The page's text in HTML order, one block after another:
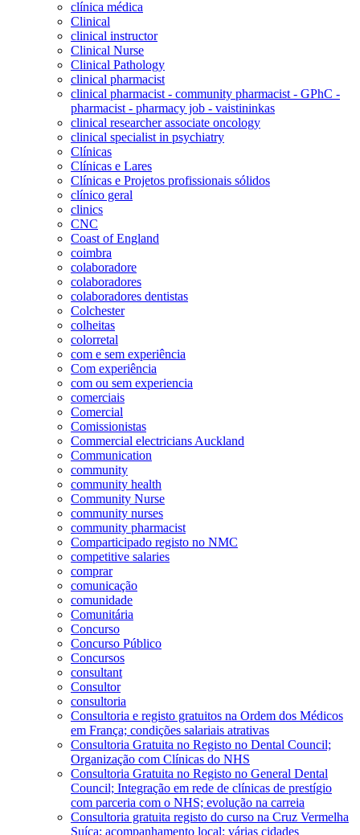
clínica médica
Clinical
clinical instructor
Clinical Nurse
Clinical Pathology
clinical pharmacist
clinical pharmacist - community pharmacist - GPhC -
pharmacist - pharmacy job - vaistininkas
clinical researcher associate oncology
clinical specialist in psychiatry
Clínicas
Clínicas e Lares
Clínicas e Projetos profissionais sólidos
clínico geral
clinics
CNC
Coast of England
coimbra
colaboradore
colaboradores
colaboradores dentistas
Colchester
colheitas
colorretal
com e sem experiência
Com experiência
com ou sem experiencia
comerciais
Comercial
Comissionistas
Commercial electricians Auckland
Communication
community
community health
Community Nurse
community nurses
community pharmacist
Comparticipado registo no NMC
competitive salaries
comprar
comunicação
comunidade
Comunitária
Concurso
Concurso Público
Concursos
consultant
Consultor
consultoria
Consultoria e registo gratuitos na Ordem dos Médicos
em França; condições salariais atrativas
Consultoria Gratuita no Registo no Dental Council;
Organização com Clínicas do NHS
Consultoria Gratuita no Registo no General Dental
Council; Integração em rede de clínicas de prestígio
com parceria com o NHS; evolução na carreia
Consultoria gratuita registo do curso na Cruz Vermelha
Suíça; acompanhamento local; várias cidades